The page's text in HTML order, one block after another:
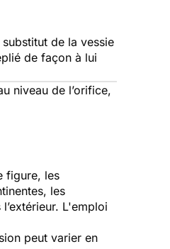
de la vessie
de façon à lui
niveau de l’orifice,
figure, les
les
L'emploi
peut varier en